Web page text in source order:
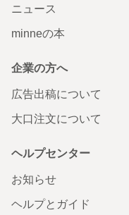
ニュース
minneの本
企業の方へ
広告出稿について
大口注文について
ヘルプセンター
お知らせ
ヘルプとガイド